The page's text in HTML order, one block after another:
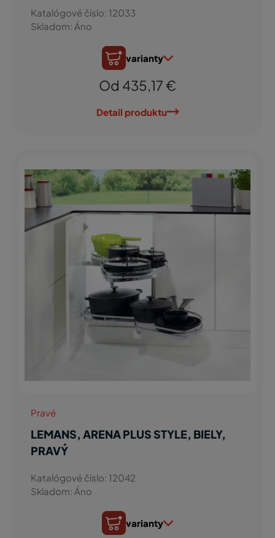
Katalógové číslo: 12033
Skladom: Áno
varianty
Od 435,17 €
Detail produktu
Pravé
LEMANS, ARENA PLUS STYLE, BIELY,
PRAVÝ
Katalógové číslo: 12042
Skladom: Áno
varianty